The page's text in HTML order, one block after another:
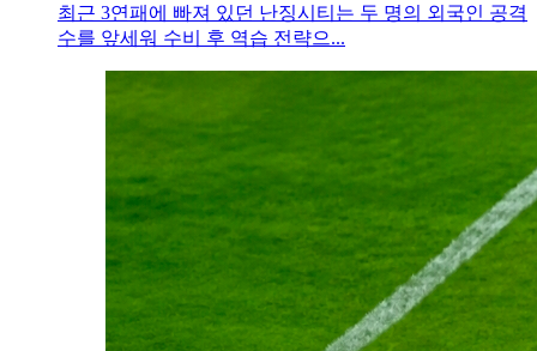
최근 3연패에 빠져 있던 난징시티는 두 명의 외국인 공격
수를 앞세워 수비 후 역습 전략으...